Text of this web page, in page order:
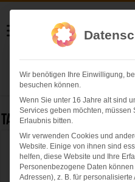
Helmut
Herzlich
Tag Archives:
Filserball 2025:
Ehrenfilser ernannt
Wir benötigen Ihre Einwilligung,
besuchen können.
Wenn Sie unter 16 Jahre alt sind
Services geben möchten,
Erlaubnis bitten.
Wir verwenden Cookies und
Website. Einige von ihnen sind
helfen, diese Website und Ihre
Personenbezogene Daten
Adressen), z. B. für